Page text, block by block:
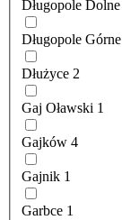
Długopole Dolne
Długopole Górne
Dłużyce 2
Gaj Oławski 1
Gajków 4
Gajnik 1
Garbce 1